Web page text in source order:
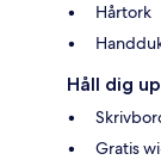
Hårtork
Håll dig
Gratis